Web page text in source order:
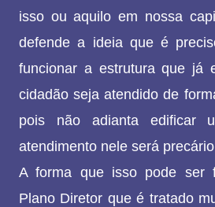
isso ou aquilo em nossa
defende a ideia que é
funcionar a estrutura que já
cidadão seja atendido de
pois não adianta edificar
atendimento nele será
A forma que isso pode ser
Plano Diretor que é tratado